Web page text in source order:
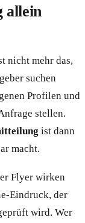
allein
nicht mehr das,
suchen
Profilen und
stellen.
ist dann
macht.
Flyer wirken
Eindruck, der
wird. Wer